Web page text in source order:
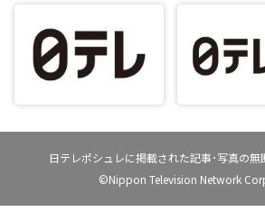
日テレポシュレに掲載された記事･写真の無
©Nippon Television Network